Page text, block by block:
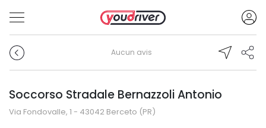
Aucun avis
Soccorso Stradale Bernazzoli Antonio
Via Fondovalle, 1 - 43042 Berceto (PR)